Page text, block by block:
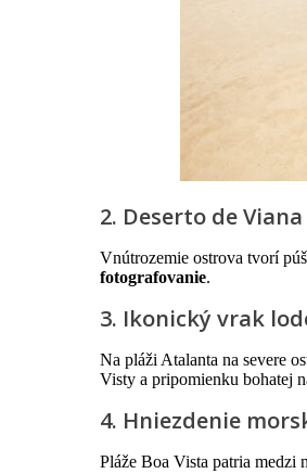
2. Deserto de
Vnútrozemie ostrova tvorí
fotografovanie.
3. Ikonický vrak
Na pláži Atalanta na severe
Visty a pripomienku bohatej
4. Hniezdenie
Pláže Boa Vista patria medzi